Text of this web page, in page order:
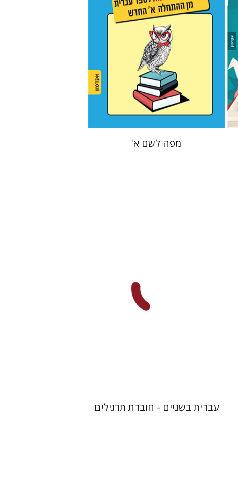
הנחת אתר ספר מודפס
$25
$22
מפה לשם א'
עברית בשניים - חוברת תרגילים